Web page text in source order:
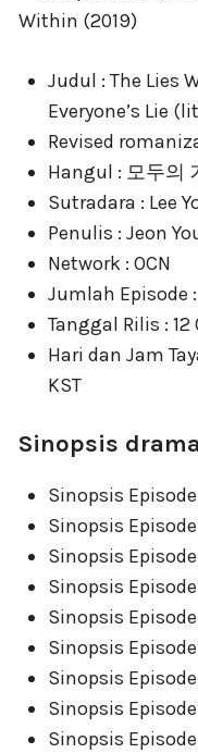
Judul : The Lies
Everyone’s Lie
Revised
Hangul : 모두의
Sutradara : Lee
Penulis : Jeon
Network : OCN
Jumlah Episode :
Tanggal Rilis : 12
Hari dan Jam
KST
Sinopsis
Sinopsis Episode
Sinopsis Episode
Sinopsis Episode
Sinopsis Episode
Sinopsis Episode
Sinopsis Episode
Sinopsis Episode
Sinopsis
Sinopsis